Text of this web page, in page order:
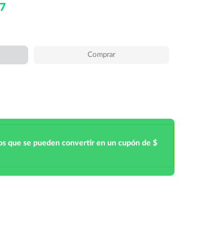
Comprar
que se pueden convertir en un cupón de $